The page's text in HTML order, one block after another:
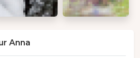
Anna